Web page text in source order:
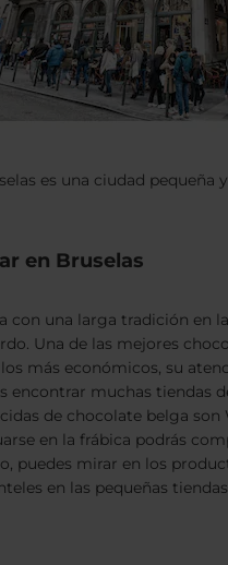
es una ciudad
en Bruselas
con una larga tradición en
Una de las mejores
más económicos, su
encontrar muchas tiendas
de chocolate belga son
en la frábica podrás
puedes mirar en los
en las pequeñas